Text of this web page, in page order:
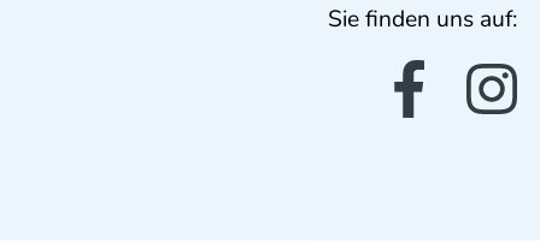
Sie finden uns auf: